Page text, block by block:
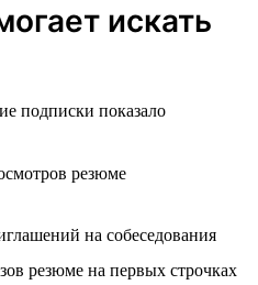
искать
подписки показало
резюме
на собеседования
резюме на первых строчках